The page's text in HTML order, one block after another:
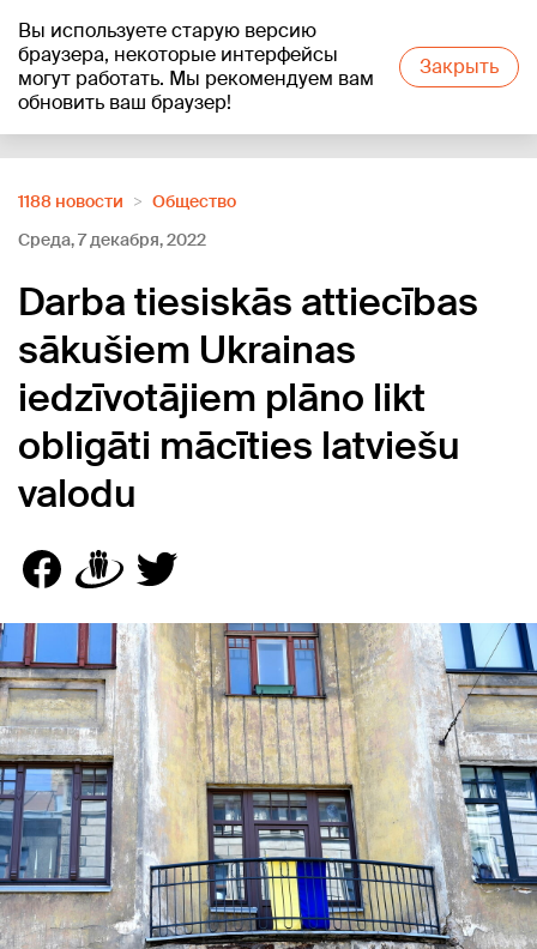
Вы используете старую версию
браузера, некоторые интерфейсы
могут работать. Мы рекомендуем вам
обновить ваш браузер!
Закрыть
+24°C
1188 новости
Oбщество
Среда, 7 декабря, 2022
Darba tiesiskās attiecības
sākušiem Ukrainas
iedzīvotājiem plāno likt
obligāti mācīties latviešu
valodu